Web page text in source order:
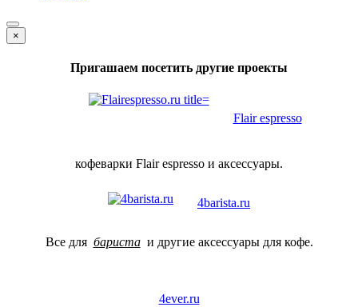
×
Пригашаем посетить другие проекты
Flair espresso
кофеварки Flair espresso и аксессуары.
4barista.ru
Все для баристаи другие аксессуары для кофе.
4ever.ru